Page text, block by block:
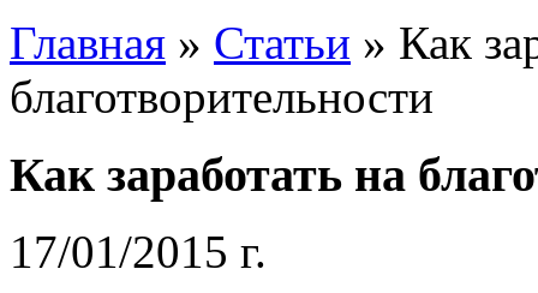
Главная » Статьи » Как
благотворительности
Как заработать на
17/01/2015 г.